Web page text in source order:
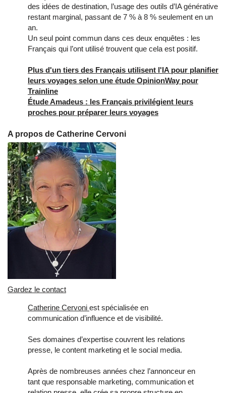
des idées de destination, l’usage des outils d’IA générative
restant marginal, passant de 7 % à 8 % seulement en un
an.
Un seul point commun dans ces deux enquêtes : les
Français qui l’ont utilisé trouvent que cela est positif.
Plus d'un tiers des Français utilisent l'IA pour planifier
leurs voyages selon une étude OpinionWay pour
Trainline
Étude Amadeus : les Français privilégient leurs
proches pour préparer leurs voyages
A propos de Catherine Cervoni
Gardez le contact
Catherine Cervoni est spécialisée en
communication d’influence et de visibilité.
Ses domaines d’expertise couvrent les relations
presse, le content marketing et le social media.
Après de nombreuses années chez l’annonceur en
tant que responsable marketing, communication et